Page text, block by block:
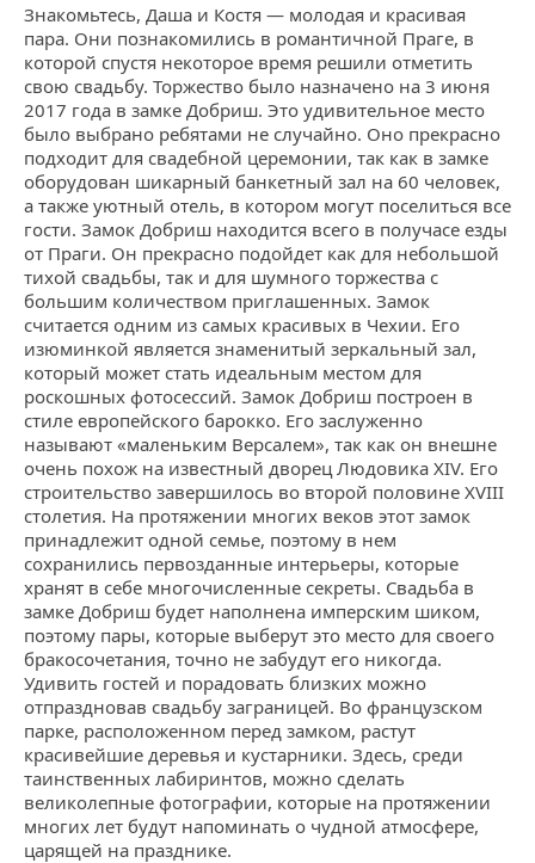
Знакомьтесь, Даша и Костя — молодая и красивая
пара. Они познакомились в романтичной Праге, в
которой спустя некоторое время решили отметить
свою свадьбу. Торжество было назначено на 3 июня
2017 года в замке Добриш. Это удивительное место
было выбрано ребятами не случайно. Оно прекрасно
подходит для свадебной церемонии, так как в замке
оборудован шикарный банкетный зал на 60 человек,
а также уютный отель, в котором могут поселиться все
гости. Замок Добриш находится всего в получасе езды
от Праги. Он прекрасно подойдет как для небольшой
тихой свадьбы, так и для шумного торжества с
большим количеством приглашенных. Замок
считается одним из самых красивых в Чехии. Его
изюминкой является знаменитый зеркальный зал,
который может стать идеальным местом для
роскошных фотосессий. Замок Добриш построен в
стиле европейского барокко. Его заслуженно
называют «маленьким Версалем», так как он внешне
очень похож на известный дворец Людовика XIV. Его
строительство завершилось во второй половине XVIII
столетия. На протяжении многих веков этот замок
принадлежит одной семье, поэтому в нем
сохранились первозданные интерьеры, которые
хранят в себе многочисленные секреты. Свадьба в
замке Добриш будет наполнена имперским шиком,
поэтому пары, которые выберут это место для своего
бракосочетания, точно не забудут его никогда.
Удивить гостей и порадовать близких можно
отпраздновав свадьбу заграницей. Во французском
парке, расположенном перед замком, растут
красивейшие деревья и кустарники. Здесь, среди
таинственных лабиринтов, можно сделать
великолепные фотографии, которые на протяжении
многих лет будут напоминать о чудной атмосфере,
царящей на празднике.